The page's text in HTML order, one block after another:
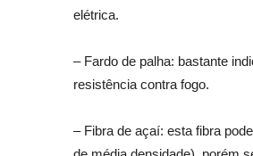
elétrica.
– Fardo de palha: bastante
resistência contra fogo.
– Fibra de açaí: esta fibra